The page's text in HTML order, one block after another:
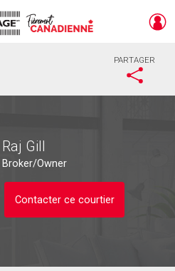
PARTAGER
Raj Gill
Broker/Owner
Contacter ce courtier